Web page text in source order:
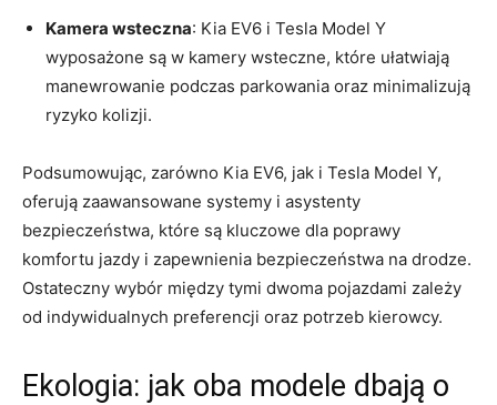
Kamera wsteczna: Kia EV6 i Tesla Model Y
wyposażone są ⁢w kamery‌ wsteczne, które ‌ułatwiają
manewrowanie podczas parkowania oraz minimalizują‌
ryzyko kolizji.
Podsumowując, zarówno Kia EV6, jak i Tesla Model ‌Y,
oferują zaawansowane systemy⁤ i asystenty
bezpieczeństwa, które są ⁤kluczowe dla poprawy
komfortu jazdy i zapewnienia bezpieczeństwa na drodze.
Ostateczny ⁣wybór między tymi dwoma pojazdami zależy
od indywidualnych​ preferencji oraz potrzeb kierowcy.
Ekologia: jak oba modele dbają o